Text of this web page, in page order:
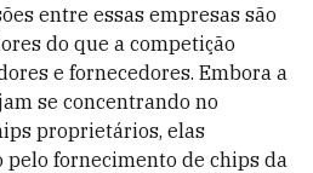
entre essas empresas são
do que a competição
e fornecedores. Embora a
se concentrando no
proprietários, elas
fornecimento de chips da